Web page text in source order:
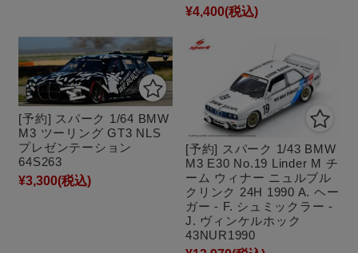
¥4,400(税込)
[予約] スパーク 1/64 BMW
M3 ツーリング GT3 NLS
プレゼンテーション
64S263
¥3,300(税込)
[予約] スパーク 1/43 BMW
M3 E30 No.19 Linder M チ
ーム ウィナー ニュルブル
クリンク 24H 1990 A. ヘー
ガー - F. シュミックラー -
J. ヴィンケルホック
43NUR1990